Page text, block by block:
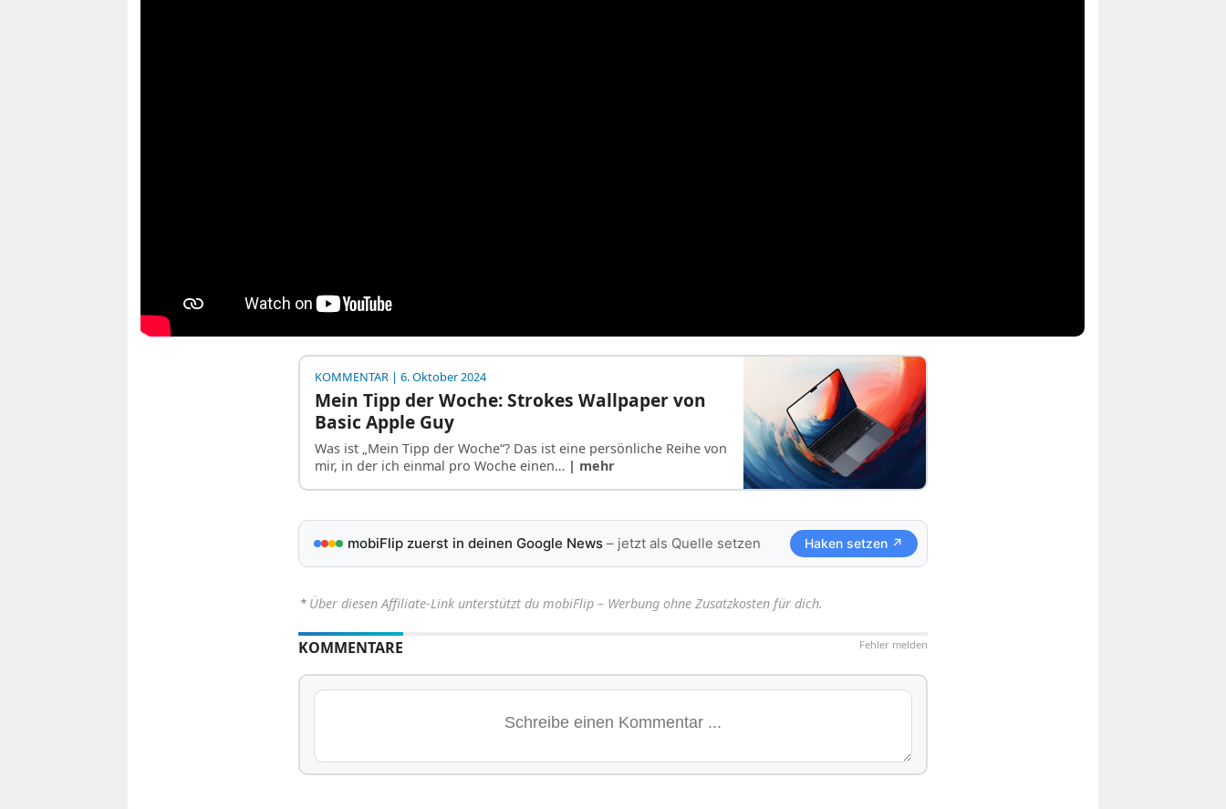
KOMMENTAR| 6. Oktober 2024
Mein Tipp der Woche: Strokes Wallpaper von
Basic Apple Guy
Was ist „Mein Tipp der Woche“? Das ist eine persönliche Reihe von
mir, in der ich einmal pro Woche einen… | mehr
mobiFlip zuerst in deinen Google News– jetzt als Quelle setzen Haken setzen ↗
⋆ Über diesen Affiliate-Link unterstützt du mobiFlip – Werbung ohne Zusatzkosten für dich.
Fehler melden
KOMMENTARE